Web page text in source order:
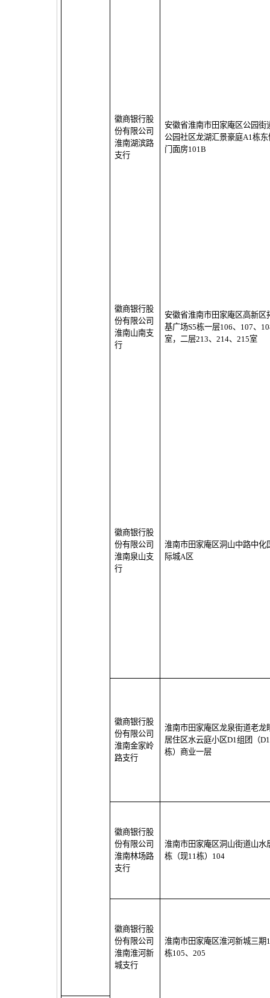
徽商银行股
份有限公司
淮南湖滨路
支行
安徽省淮南市田家庵区公园街
公园社区龙湖汇景豪庭A1栋东
门面房101B
徽商银行股
份有限公司
淮南山南支
行
安徽省淮南市田家庵区高新区
基广场S5栋一层106、 107、
室，二层213、214、215室
徽商银行股
份有限公司
淮南泉山支
行
淮南市田家庵区洞山中路中化
际城A区
徽商银行股
份有限公司
淮南金家岭
路支行
淮南市田家庵区龙泉街道老龙
居住区水云庭小区D1组团（
栋）商业一层
徽商银行股
份有限公司
淮南林场路
支行
淮南市田家庵区洞山街道山水
栋（现11栋） 104
徽商银行股
份有限公司
淮南淮河新
城支行
淮南市田家庵区淮河新城三期
栋105、205